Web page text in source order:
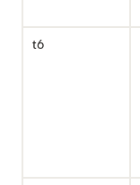
t6